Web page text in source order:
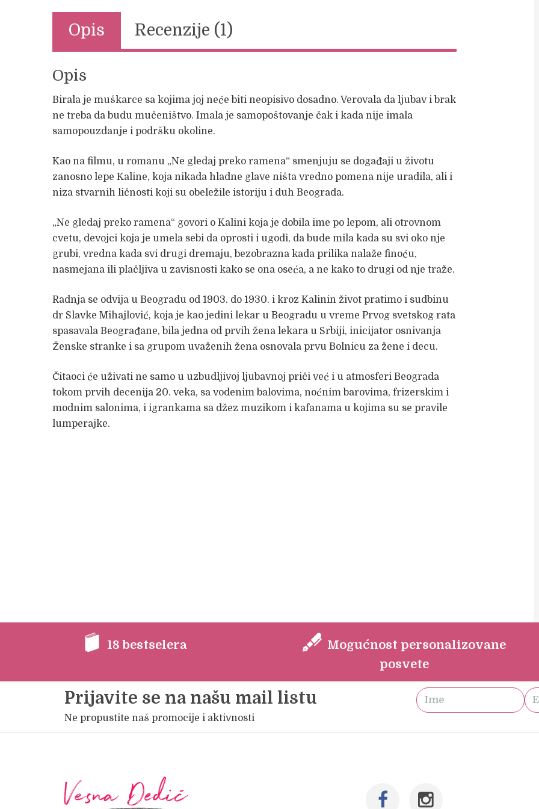
Opis Recenzije (1)
Opis
Birala je muškarce sa kojima joj neće biti neopisivo dosadno. Verovala da ljubav i brak
ne treba da budu mučeništvo. Imala je samopoštovanje čak i kada nije imala
samopouzdanje i podršku okoline.
Kao na filmu, u romanu „Ne gledaj preko ramena“ smenjuju se događaji u životu
zanosno lepe Kaline, koja nikada hladne glave ništa vredno pomena nije uradila, ali i
niza stvarnih ličnosti koji su obeležile istoriju i duh Beograda.
„Ne gledaj preko ramena“ govori o Kalini koja je dobila ime po lepom, ali otrovnom
cvetu, devojci koja je umela sebi da oprosti i ugodi, da bude mila kada su svi oko nje
grubi, vredna kada svi drugi dremaju, bezobrazna kada prilika nalaže finoću,
nasmejana ili plačljiva u zavisnosti kako se ona oseća, a ne kako to drugi od nje traže.
Radnja se odvija u Beogradu od 1903. do 1930. i kroz Kalinin život pratimo i sudbinu
dr Slavke Mihajlović, koja je kao jedini lekar u Beogradu u vreme Prvog svetskog rata
spasavala Beograđane, bila jedna od prvih žena lekara u Srbiji, inicijator osnivanja
Ženske stranke i sa grupom uvaženih žena osnovala prvu Bolnicu za žene i decu.
Čitaoci će uživati ne samo u uzbudljivoj ljubavnoj priči već i u atmosferi Beograda
tokom prvih decenija 20. veka, sa vodenim balovima, noćnim barovima, frizerskim i
modnim salonima, i igrankama sa džez muzikom i kafanama u kojima su se pravile
lumperajke.
18 bestselera
Mogućnost personalizovane
posvete
Prijavite se na našu mail listu
Ne propustite naš promocije i aktivnosti